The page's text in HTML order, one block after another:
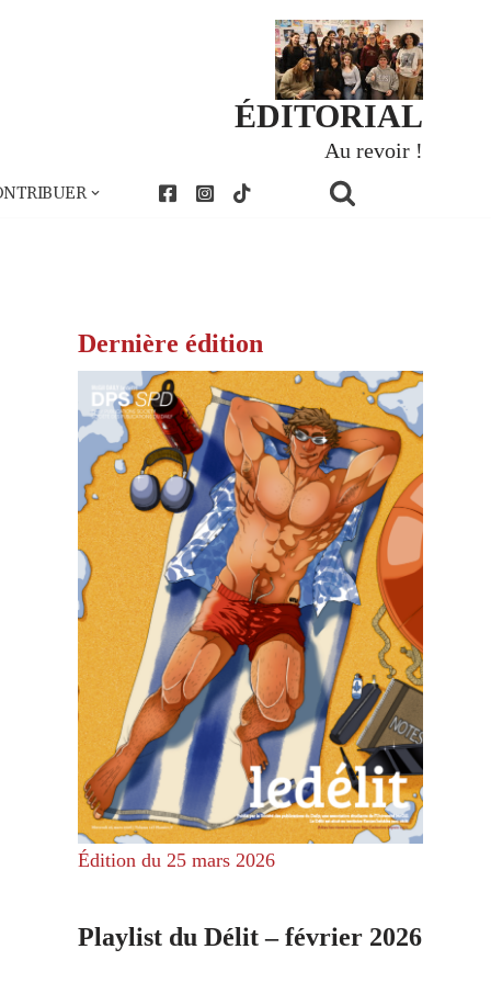
ÉDITORIAL
Au revoir !
Dernière édition
Édition du 25 mars 2026
Playlist du Délit – février 2026